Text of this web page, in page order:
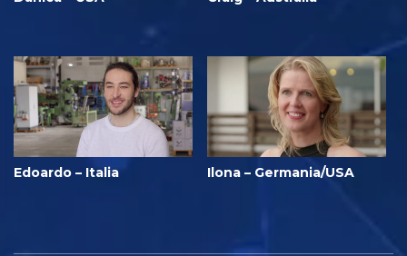
Edoardo – Italia Ilona – Germania/USA